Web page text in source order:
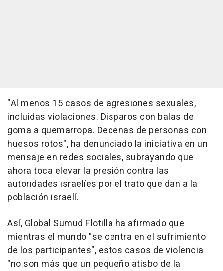
"Al menos 15 casos de agresiones sexuales,
incluidas violaciones. Disparos con balas de
goma a quemarropa. Decenas de personas con
huesos rotos", ha denunciado la iniciativa en un
mensaje en redes sociales, subrayando que
ahora toca elevar la presión contra las
autoridades israelíes por el trato que dan a la
población israelí.
Así, Global Sumud Flotilla ha afirmado que
mientras el mundo "se centra en el sufrimiento
de los participantes", estos casos de violencia
"no son más que un pequeño atisbo de la